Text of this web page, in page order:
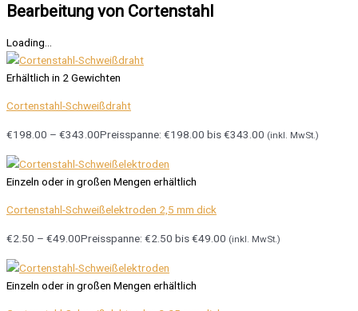
Bearbeitung von Cortenstahl
Loading...
Erhältlich in 2 Gewichten
Cortenstahl-Schweißdraht
€198.00 – €343.00Preisspanne: €198.00 bis €343.00 (inkl. MwSt.)
Einzeln oder in großen Mengen erhältlich
Cortenstahl-Schweißelektroden 2,5 mm dick
€2.50 – €49.00Preisspanne: €2.50 bis €49.00 (inkl. MwSt.)
Einzeln oder in großen Mengen erhältlich